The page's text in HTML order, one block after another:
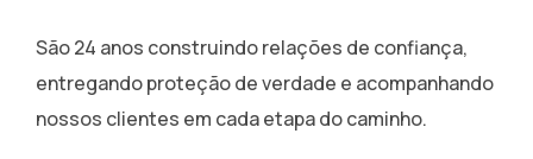
São 24 anos construindo relações de confiança,
entregando proteção de verdade e acompanhando
nossos clientes em cada etapa do caminho.